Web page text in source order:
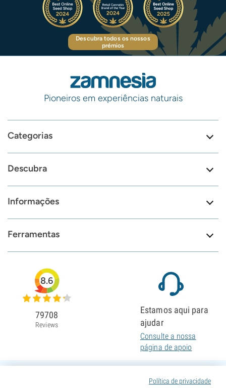
Descubra todos os nossos
prémios
Pioneiros em experiências naturais
Categorias
Descubra
Informações
Ferramentas
Política de privacidade
8.6
79708
Reviews
Estamos aqui para
ajudar
Consulte a nossa
página de apoio